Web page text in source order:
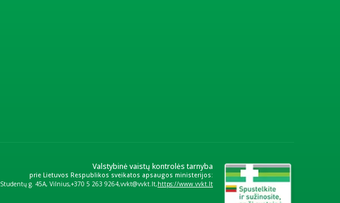
Valstybinė vaistų kontrolės tarnyba
prie Lietuvos Respublikos sveikatos apsaugos ministerijos:
Studentų g. 45A, Vilnius +370 5 263 9264 vvkt@vvkt.lt https://www.vvkt.lt